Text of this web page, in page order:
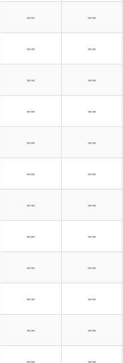
-- --
-- --
-- --
-- --
-- --
-- --
-- --
-- --
-- --
-- --
-- --